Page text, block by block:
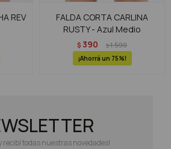
REV
FALDA CORTA CARLINA
RUSTY - Azul Medio
$ 390 $1.590
75
recibí todas nuestras novedades!